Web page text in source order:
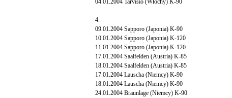
04.01.2004 Tarvisio (Włochy) K-90
4.
09.01.2004 Sapporo (Japonia) K-90
10.01.2004 Sapporo (Japonia) K-120
11.01.2004 Sapporo (Japonia) K-120
17.01.2004 Saalfelden (Austria) K-85
18.01.2004 Saalfelden (Austria) K-85
17.01.2004 Lauscha (Niemcy) K-90
18.01.2004 Lauscha (Niemcy) K-90
24.01.2004 Braunlage (Niemcy) K-90